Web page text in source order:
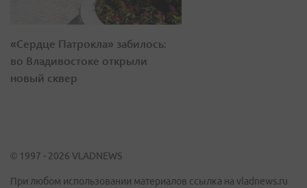
«Сердце Патрокла» забилось:
во Владивостоке открыли
новый сквер
© 1997 - 2026 VLADNEWS
При любом использовании материалов ссылка на vladnews.ru